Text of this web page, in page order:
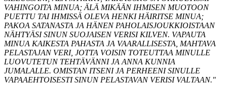
VAHINGOITA MINUA; ÄLÄ MIKÄÄN IHMISEN MUOTOON
PUETTU TAI IHMISSÄ OLEVA HENKI HÄIRITSE MINUA;
PAKOA SATANASTA JA HÄNEN PAHOLAISJOUKKIOISTAAN
NÄHTYÄSI SINUN SUOJAISEN VERISI KILVEN. VAPAUTA
MINUA KAIKESTA PAHASTA JA VAARALLISESTA, MAHTAVA
PELASTAJAN VERI, JOTTA VOISIN TOTEUTTAA MINULLE
LUOVUTETUN TEHTÄVÄNNI JA ANNA KUNNIA
JUMALALLE. OMISTAN ITSENI JA PERHEENI SINULLE
VAPAAEHTOISESTI SINUN PELASTAVAN VERISI VALTAAN."